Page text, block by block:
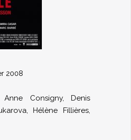
2008
Anne Consigny, Denis
,Hélène Fillières,